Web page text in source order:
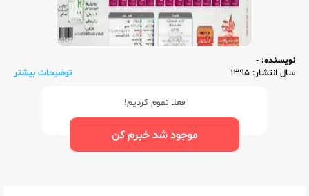
نویسنده: -
سال انتشار: 1395
توضیحات بیشتر
فعلا تموم کردیم!
موجود شد خبرم کن